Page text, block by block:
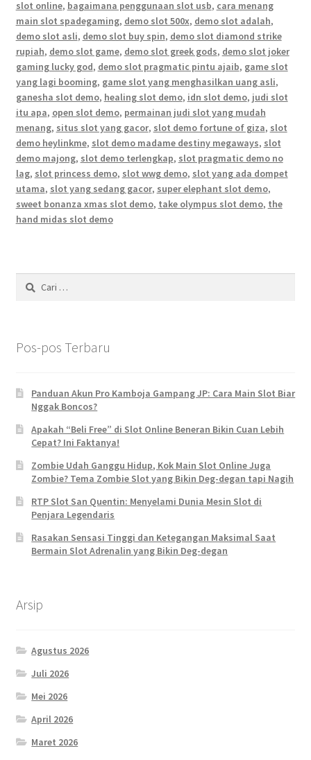
slot online, bagaimana penggunaan slot usb, cara menang
main slot spadegaming, demo slot 500x, demo slot adalah,
demo slot asli, demo slot buy spin, demo slot diamond strike
rupiah, demo slot game, demo slot greek gods, demo slot joker
gaming lucky god, demo slot pragmatic pintu ajaib, game slot
yang lagi booming, game slot yang menghasilkan uang asli,
ganesha slot demo, healing slot demo, idn slot demo, judi slot
itu apa, open slot demo, permainan judi slot yang mudah
menang, situs slot yang gacor, slot demo fortune of giza, slot
demo heylinkme, slot demo madame destiny megaways, slot
demo majong, slot demo terlengkap, slot pragmatic demo no
lag, slot princess demo, slot wwg demo, slot yang ada dompet
utama, slot yang sedang gacor, super elephant slot demo,
sweet bonanza xmas slot demo, take olympus slot demo, the
hand midas slot demo
Cari
untuk:
Pos-pos Terbaru
Panduan Akun Pro Kamboja Gampang JP: Cara Main Slot Biar
Nggak Boncos?
Apakah “Beli Free” di Slot Online Beneran Bikin Cuan Lebih
Cepat? Ini Faktanya!
Zombie Udah Ganggu Hidup, Kok Main Slot Online Juga
Zombie? Tema Zombie Slot yang Bikin Deg-degan tapi Nagih
RTP Slot San Quentin: Menyelami Dunia Mesin Slot di
Penjara Legendaris
Rasakan Sensasi Tinggi dan Ketegangan Maksimal Saat
Bermain Slot Adrenalin yang Bikin Deg-degan
Arsip
Agustus 2026
Juli 2026
Mei 2026
April 2026
Maret 2026